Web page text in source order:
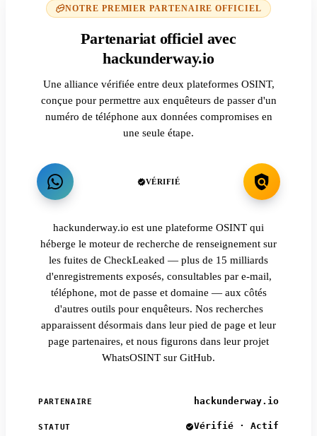
NOTRE PREMIER PARTENAIRE OFFICIEL
Partenariat officiel avec
hackunderway.io
Une alliance vérifiée entre deux plateformes OSINT,
conçue pour permettre aux enquêteurs de passer d'un
numéro de téléphone aux données compromises en
une seule étape.
VÉRIFIÉ
hackunderway.io est une plateforme OSINT qui
héberge le moteur de recherche de renseignement sur
les fuites de CheckLeaked — plus de 15 milliards
d'enregistrements exposés, consultables par e-mail,
téléphone, mot de passe et domaine — aux côtés
d'autres outils pour enquêteurs. Nos recherches
apparaissent désormais dans leur pied de page et leur
page partenaires, et nous figurons dans leur projet
WhatsOSINT sur GitHub.
PARTENAIRE hackunderway.io
STATUT Vérifié · Actif